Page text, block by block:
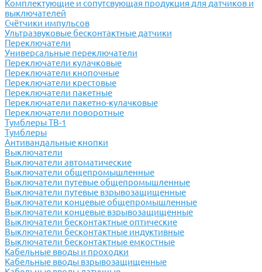
Комплектующие и сопутсвующая продукция для датчиков и
выключателей
Счётчики импульсов
Ультразвуковые бесконтактные датчики
Переключатели
Универсальные переключатели
Переключатели кулачковые
Переключатели кнопочные
Переключатели крестовые
Переключатели пакетные
Переключатели пакетно-кулачковые
Переключатели поворотные
Тумблеры ТВ-1
Тумблеры
Антивандальные кнопки
Выключатели
Выключатели автоматические
Выключатели общепромышленные
Выключатели путевые общепромышленные
Выключатели путевые взрывозащищенные
Выключатели концевые общепромышленные
Выключатели концевые взрывозащищенные
Выключатели бесконтактные оптические
Выключатели бесконтактные индуктивные
Выключатели бесконтактные емкостные
Кабельные вводы и проходки
Кабельные вводы взрывозащищенные